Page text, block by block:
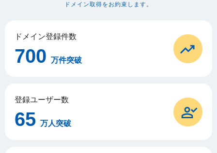
ドメイン取得をお約束します。
ドメイン登録件数
700 万件突破
登録ユーザー数
65 万人突破